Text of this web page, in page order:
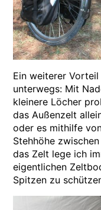
Ein weiterer
unterwegs: Mit
kleinere Löcher
das Außenzelt
oder es mithilfe
Stehhöhe
das Zelt lege ich
eigentlichen
Spitzen zu